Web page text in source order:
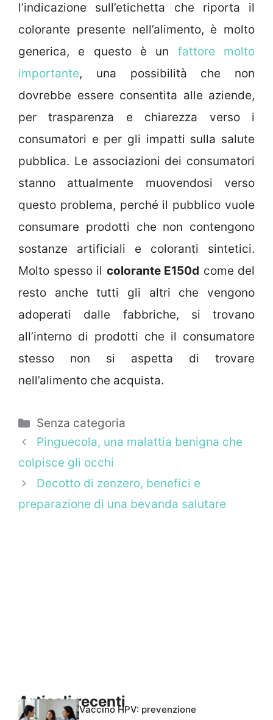
l’indicazione sull’etichetta che riporta il
colorante presente nell’alimento, è molto
generica, e questo è un fattore molto
importante, una possibilità che non
dovrebbe essere consentita alle aziende,
per trasparenza e chiarezza verso i
consumatori e per gli impatti sulla salute
pubblica. Le associazioni dei consumatori
stanno attualmente muovendosi verso
questo problema, perché il pubblico vuole
consumare prodotti che non contengono
sostanze artificiali e coloranti sintetici.
Molto spesso il colorante E150d come del
resto anche tutti gli altri che vengono
adoperati dalle fabbriche, si trovano
all’interno di prodotti che il consumatore
stesso non si aspetta di trovare
nell’alimento che acquista.
Categorie
Senza categoria
Pinguecola, una malattia benigna che
colpisce gli occhi
Decotto di zenzero, benefici e
preparazione di una bevanda salutare
Articoli recentiVaccino HPV: prevenzione